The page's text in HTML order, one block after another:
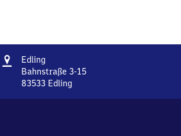
Adresse
Edling
Bahnstraße 3-15
83533 Edling